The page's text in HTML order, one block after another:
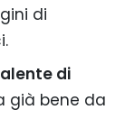
di
di
già bene da